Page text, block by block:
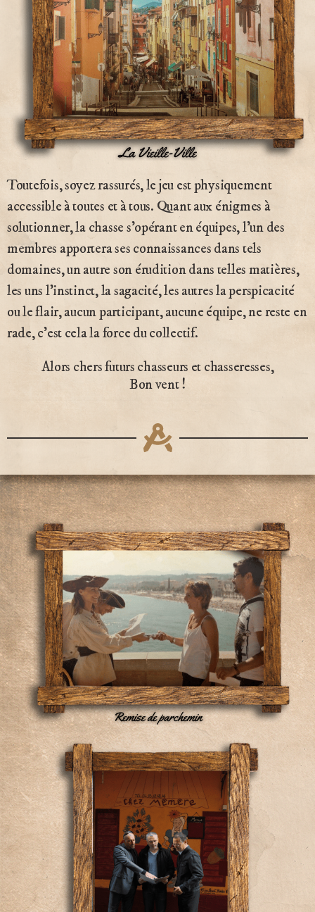
Toutefois, soyez rassurés, le jeu est physiquement
accessible à toutes et à tous. Quant aux énigmes à
solutionner, la chasse s’opérant en équipes, l’un des
membres apportera ses connaissances dans tels
domaines, un autre son érudition dans telles matières,
les uns l’instinct, la sagacité, les autres la perspicacité
ou le flair, aucun participant, aucune équipe, ne reste en
rade, c’est cela la force du collectif.
Alors chers futurs chasseurs et chasseresses,
Bon vent !